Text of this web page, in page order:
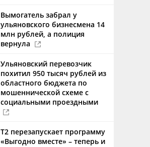
Вымогатель забрал у
ульяновского бизнесмена 14
млн рублей, а полиция
вернула
Ульяновский перевозчик
похитил 950 тысяч рублей из
областного бюджета по
мошеннической схеме с
социальными проездными
Т2 перезапускает программу
«Выгодно вместе» – теперь и